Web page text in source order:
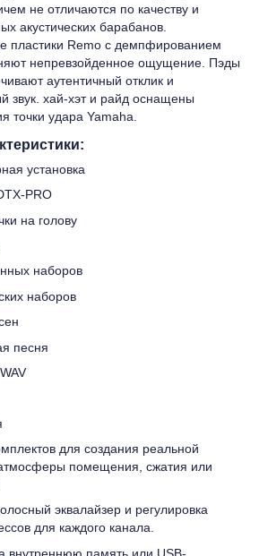
не отличаются по качеству и
акустических барабанов.
пластики Remo с демпфированием
непревзойденное ощущение. Пэды
аутентичный отклик и
звук. хай-хэт и райд оснащены
точки удара Yamaha.
установка
PRO
на голову
наборов
наборов
песня
для создания реальной
помещения, сжатия или
эквалайзер и регулировка
для каждого канала.